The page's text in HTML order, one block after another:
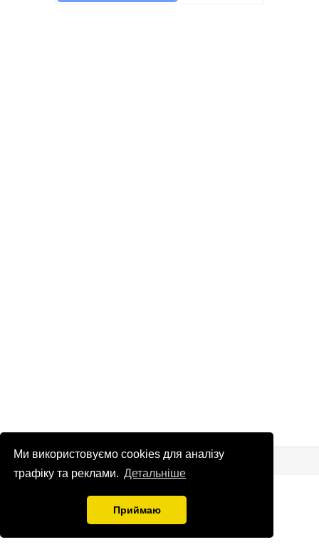
Ми використовуємо cookies для аналізу
трафіку та реклами. Детальніше
Приймаю
© Патріоти України 2026
Правова інформація